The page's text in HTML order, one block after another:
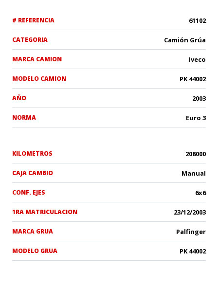
# REFERENCIA 61102
CATEGORIA Camión Grúa
MARCA CAMION Iveco
MODELO CAMION PK 44002
AÑO 2003
NORMA Euro 3
KILOMETROS 208000
CAJA CAMBIO Manual
CONF. EJES 6x6
1RA MATRICULACION 23/12/2003
MARCA GRUA Palfinger
MODELO GRUA PK 44002